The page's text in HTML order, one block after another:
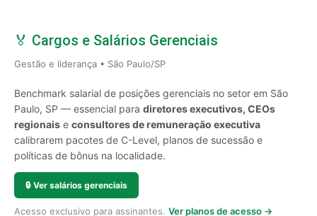
🏅 Cargos e Salários Gerenciais
Gestão e liderança • São Paulo/SP
Benchmark salarial de posições gerenciais no setor em São
Paulo, SP — essencial para diretores executivos, CEOs
regionais e consultores de remuneração executiva
calibrarem pacotes de C-Level, planos de sucessão e
políticas de bônus na localidade.
🔒 Ver salários gerenciais
Acesso exclusivo para assinantes. Ver planos de acesso →